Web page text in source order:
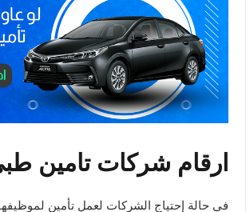
ارقام شركات تامين
في حالة إحتياج الشركات لعمل تأمين